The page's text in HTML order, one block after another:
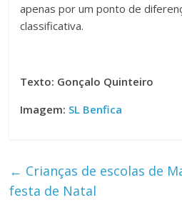
apenas por um ponto de
classificativa.
Texto: Gonçalo Quinteiro
Imagem: SL Benfica
← Crianças de escolas de
festa de Natal